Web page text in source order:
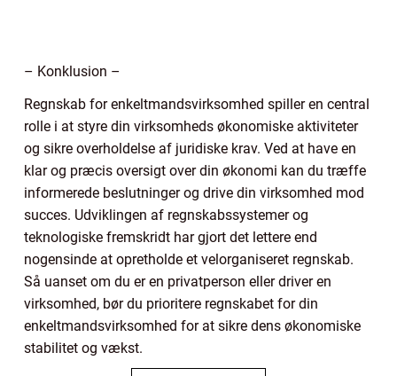
– Konklusion –
Regnskab for enkeltmandsvirksomhed spiller en central
rolle i at styre din virksomheds økonomiske aktiviteter
og sikre overholdelse af juridiske krav. Ved at have en
klar og præcis oversigt over din økonomi kan du træffe
informerede beslutninger og drive din virksomhed mod
succes. Udviklingen af regnskabssystemer og
teknologiske fremskridt har gjort det lettere end
nogensinde at opretholde et velorganiseret regnskab.
Så uanset om du er en privatperson eller driver en
virksomhed, bør du prioritere regnskabet for din
enkeltmandsvirksomhed for at sikre dens økonomiske
stabilitet og vækst.